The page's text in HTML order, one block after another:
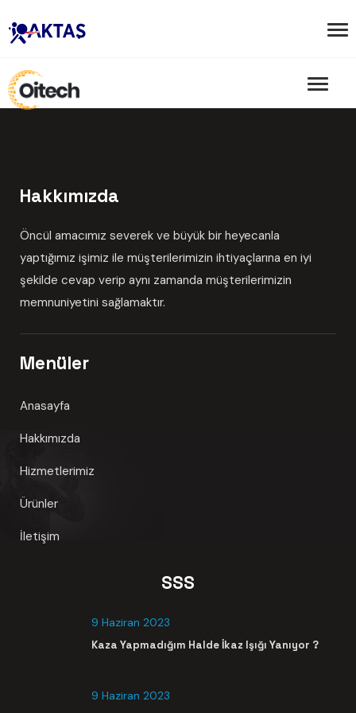
Hakkımızda
Öncül amacımız severek ve büyük bir heyecanla
yaptığımız işimiz ile müşterilerimizin ihtiyaçlarına en iyi
şekilde cevap verip aynı zamanda müşterilerimizin
memnuniyetini sağlamaktır.
Menüler
Anasayfa
Hakkımızda
Hizmetlerimiz
Ürünler
İletişim
SSS
9 Haziran 2023
Kaza Yapmadığım Halde İkaz Işığı Yanıyor ?
9 Haziran 2023